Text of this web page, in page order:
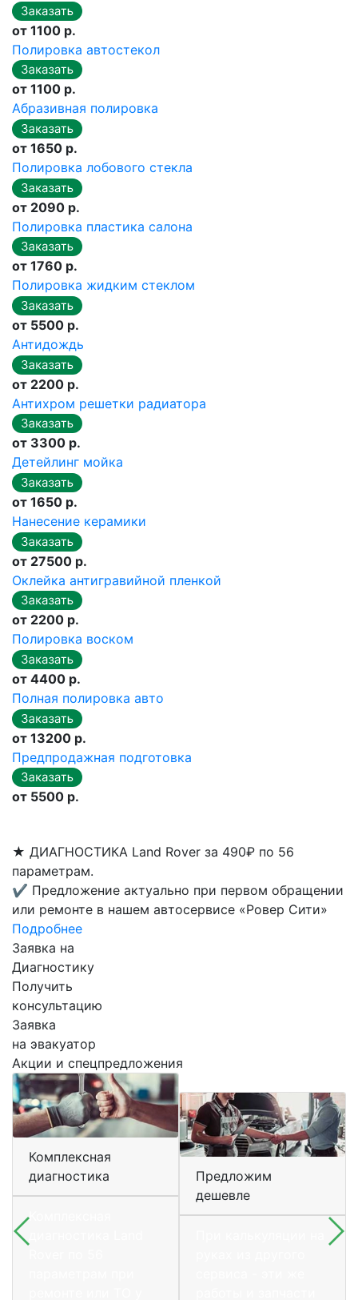
от 1100 р.
Полировка автостекол
от 1100 р.
Абразивная полировка
от 1650 р.
Полировка лобового стекла
от 2090 р.
Полировка пластика салона
от 1760 р.
Полировка жидким стеклом
от 5500 р.
Антидождь
от 2200 р.
Антихром решетки радиатора
от 3300 р.
Детейлинг мойка
от 1650 р.
Нанесение керамики
от 27500 р.
Оклейка антигравийной пленкой
от 2200 р.
Полировка воском
от 4400 р.
Полная полировка авто
от 13200 р.
Предпродажная подготовка
от 5500 р.
★ ДИАГНОСТИКА Land Rover за 490₽ по 56
параметрам.
✔ Предложение актуально при первом обращении
или ремонте в нашем автосервисе «Ровер Сити»
Подробнее
Заявка на
Диагностику
Получить
консультацию
Заявка
на эвакуатор
Акции и спецпредложения
Комплексная
диагностика
Комплексная
Предложим
дешевле